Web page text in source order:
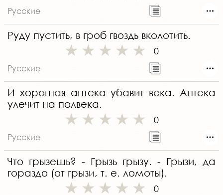
Русские
Руду пустить, в гроб гвоздь вколотить.
0
Русские
И хорошая аптека убавит века. Аптека
улечит на полвека.
0
Русские
Что грызешь? - Грызь грызу. - Грызи, да
гораздо (от грызи, т. е. ломоты).
0